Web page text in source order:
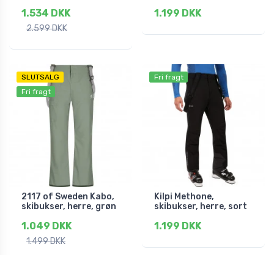
1.534 DKK
2.599 DKK
1.199 DKK
SLUTSALG
Fri fragt
2117 of Sweden Kabo,
skibukser, herre, grøn
1.049 DKK
1.499 DKK
Fri fragt
Kilpi Methone,
skibukser, herre, sort
1.199 DKK